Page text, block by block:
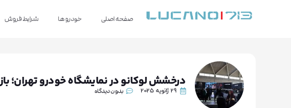
صفحه اصلی خودرو ها شرایط فروش
درخشش لوکانو در نمایشگاه خودرو تهران؛
29 ژانویه 2025 بدون دیدگاه